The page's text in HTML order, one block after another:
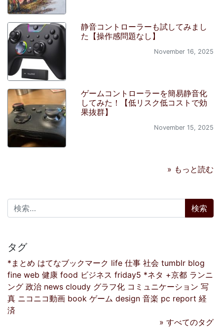
静音コントローラーも試してみまし
た【操作感問題なし】
November 16, 2025
ゲームコントローラーを簡易静音化
してみた！【低リスク低コストで効
果抜群】
November 15, 2025
» もっと読む
検索:
タグ
*まとめ はてなブックマーク life 仕事 社会 tumblr blog
fine web 健康 food ビジネス friday5 *ネタ +京都 ランニ
ング 政治 news cloudy グラフ化 コミュニケーション 写
真 ニコニコ動画 book ゲーム design 音楽 pc report 経
済
» すべてのタグ